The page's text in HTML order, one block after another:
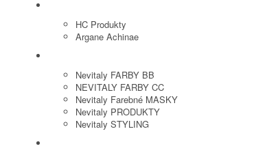
HC Produkty
Argane Achinae
Nevitaly FARBY BB
NEVITALY FARBY CC
Nevitaly Farebné MASKY
Nevitaly PRODUKTY
Nevitaly STYLING